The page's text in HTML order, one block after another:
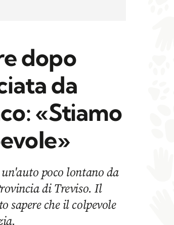
dopo
da
«Stiamo
poco lontano da
di Treviso. Il
sapere che il colpevole